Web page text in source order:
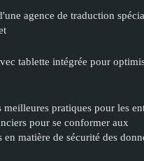
agence de traduction
tablette intégrée pour
meilleures pratiques pour les
pour se conformer aux
en matière de sécurité des